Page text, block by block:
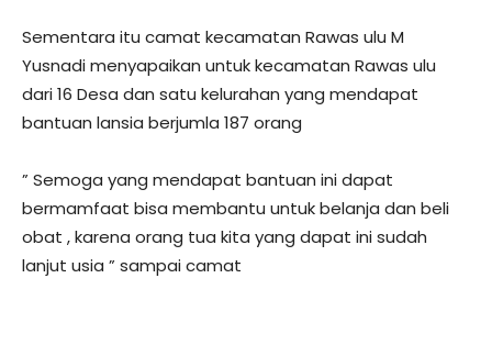
Sementara itu camat kecamatan Rawas ulu M
Yusnadi menyapaikan untuk kecamatan Rawas ulu
dari 16 Desa dan satu kelurahan yang mendapat
bantuan lansia berjumla 187 orang
” Semoga yang mendapat bantuan ini dapat
bermamfaat bisa membantu untuk belanja dan beli
obat , karena orang tua kita yang dapat ini sudah
lanjut usia ” sampai camat